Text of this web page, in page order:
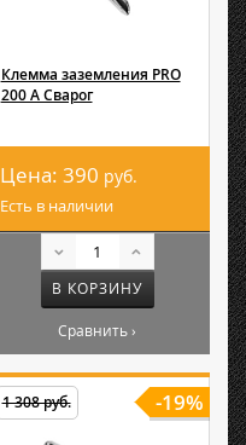
Клемма заземления PRO
200 А Сварог
Цена: 390 руб.
Есть в наличии
В КОРЗИНУ
Сравнить ›
-19%
1 308 руб.